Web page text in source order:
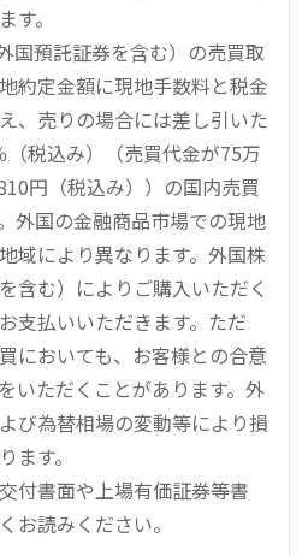
す。
国預託証券を含む）の売買取
約定金額に現地手数料と税金
、売りの場合には差し引いた
税込み）（売買代金が75万
円（税込み））の国内売買
外国の金融商品市場での現地
域により異なります。外国株
含む）によりご購入いただく
支払いいただきます。ただ
においても、お客様との合意
いただくことがあります。外
び為替相場の変動等により損
ます。
付書面や上場有価証券等書
お読みください。